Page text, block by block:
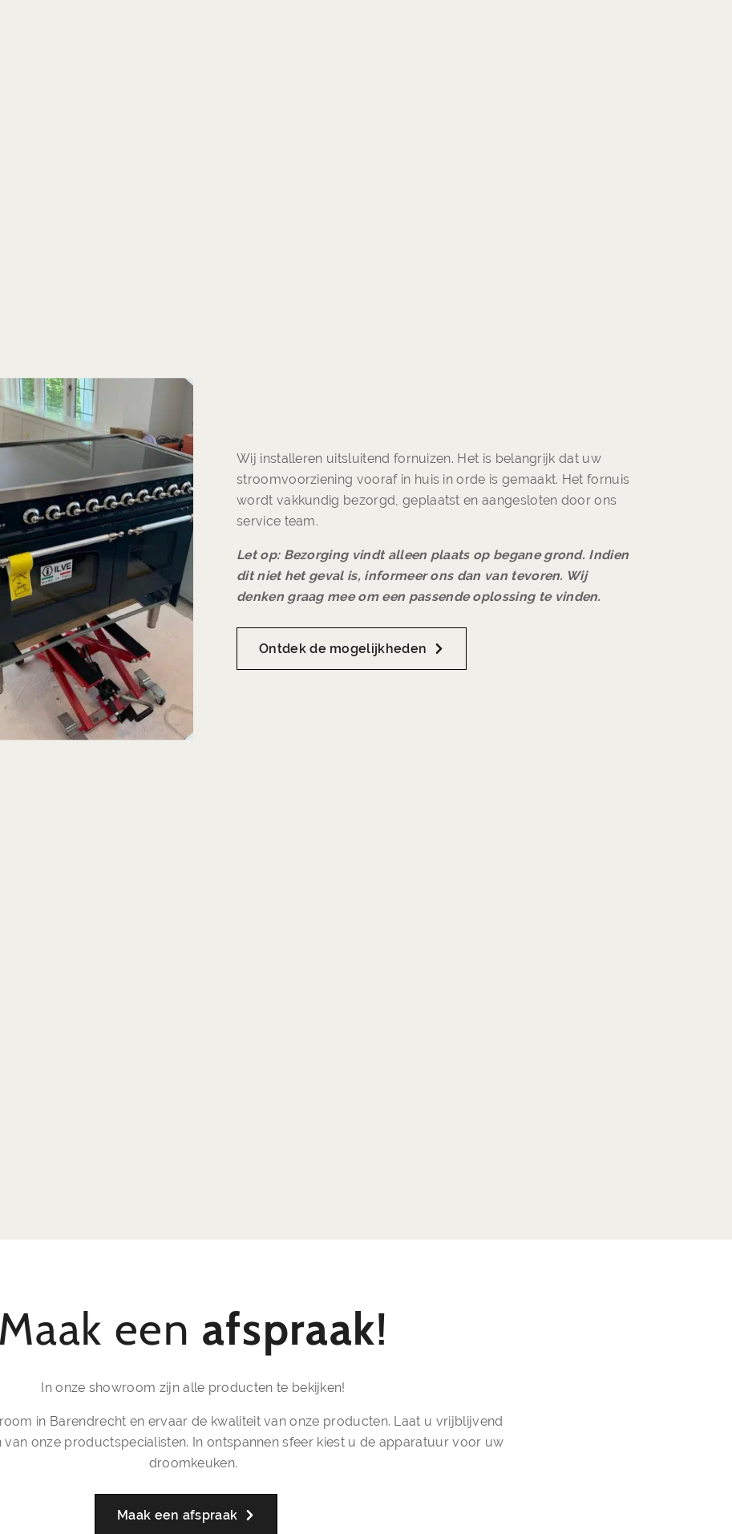
Wij installeren uitsluitend fornuizen. Het is belangrijk dat uw
stroomvoorziening vooraf in huis in orde is gemaakt. Het fornuis
wordt vakkundig bezorgd, geplaatst en aangesloten door ons
service team.
Let op: Bezorging vindt alleen plaats op begane grond. Indien
dit niet het geval is, informeer ons dan van tevoren. Wij
denken graag mee om een passende oplossing te vinden.
Ontdek de mogelijkheden
Maak een afspraak!
In onze showroom zijn alle producten te bekijken!
in Barendrecht en ervaar de kwaliteit van onze producten. Laat u vrijblijvend
van onze productspecialisten. In ontspannen sfeer kiest u de apparatuur voor uw
droomkeuken.
Maak een afspraak